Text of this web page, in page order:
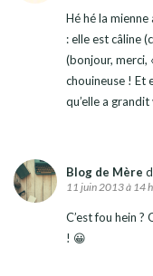
Hé hé la
: elle est câline
(bonjour, merci,
chouineuse ! Et
qu’elle a
Blog de Mère
11 juin 2013 à 14
C’est fou hein
! 😀